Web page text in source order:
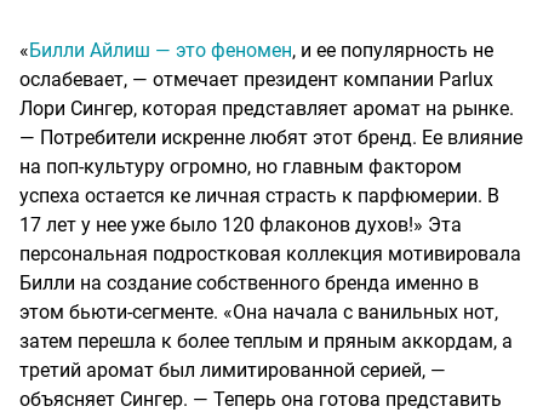
«Билли Айлиш — это феномен, и ее популярность не
ослабевает, — отмечает президент компании Parlux
Лори Сингер, которая представляет аромат на рынке.
— Потребители искренне любят этот бренд. Ее влияние
на поп-культуру огромно, но главным фактором
успеха остается ке личная страсть к парфюмерии. В
17 лет у нее уже было 120 флаконов духов!» Эта
персональная подростковая коллекция мотивировала
Билли на создание собственного бренда именно в
этом бьюти-сегменте. «Она начала с ванильных нот,
затем перешла к более теплым и пряным аккордам, а
третий аромат был лимитированной серией, —
объясняет Сингер. — Теперь она готова представить